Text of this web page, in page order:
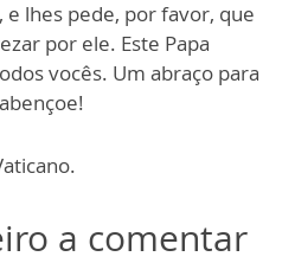
e lhes pede, por favor, que
por ele. Este Papa
vocês. Um abraço para
a comentar